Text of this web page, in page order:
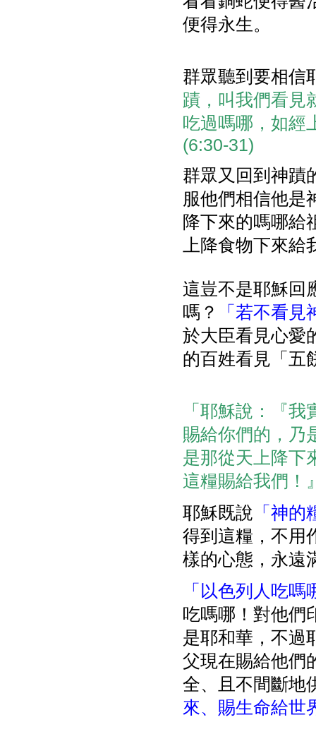
便得永生。
群眾聽到要相信
蹟，叫我們看見
吃過嗎哪，如經
(6:30-31)
群眾又回到神蹟
服他們相信他是
降下來的嗎哪給
上降食物下來給
這豈不是耶穌回
嗎？
「若不看
於大臣看見心愛
的百姓看見「五
「耶穌說：『
賜給你們的，乃
是那從天上降下
這糧賜給我們！
耶穌既說 「神的
得到這糧，不用
樣的心態，永遠
「以色列人吃
吃嗎哪！對他們
是耶和華，不過
父現在賜給他們
全、且不間斷地
來、賜生命給世